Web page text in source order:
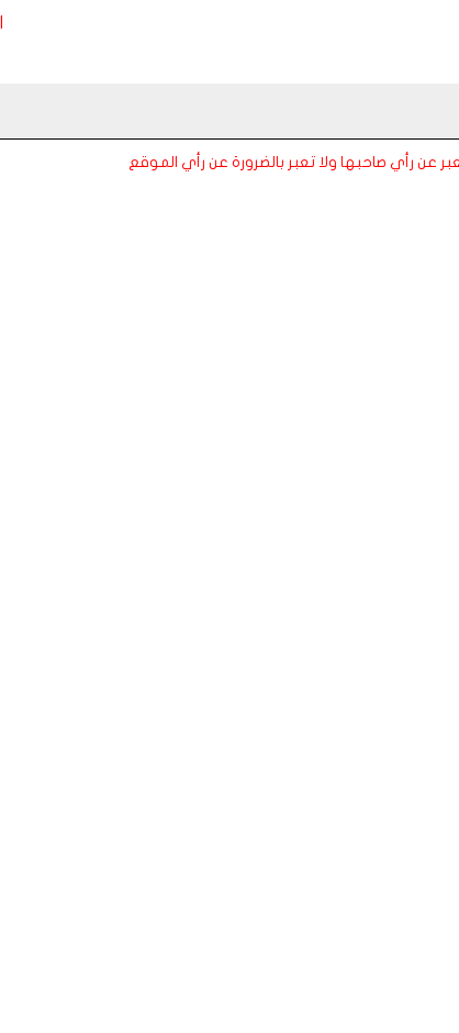
تعبر عن رأي صاحبها ولا تعبر بالضرورة عن رأي الموقع